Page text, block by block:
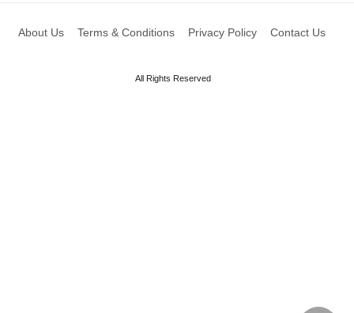
About Us Terms & Conditions Privacy Policy Contact Us
All Rights Reserved